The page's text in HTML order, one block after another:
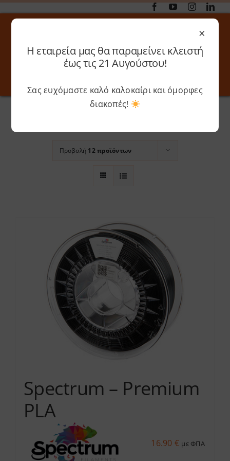
Μετάβαση
στο
Αναζήτηση
Toggle
Online 3D Printing
Outlet
Shop
Services
Academy
Software
Blog
Επικοινωνία
Toggle
Λογαριασμός
Pastel Turquoise
Προβολή 12 προϊόντων
Spectrum – Premium
PLA
16.90 € με ΦΠΑ
×
Η εταιρεία μας θα παραμείνει κλειστή
έως τις 21 Αυγούστου!
Σας ευχόμαστε καλό καλοκαίρι και όμορφες
διακοπές!